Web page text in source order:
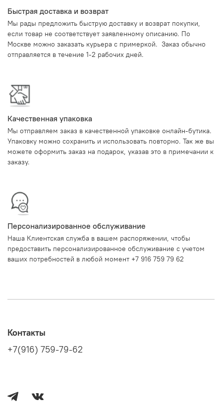
Быстрая доставка и возврат
Мы рады предложить быструю доставку и возврат покупки,
если товар не соответствует заявленному описанию. По
Москве можно заказать курьера с примеркой. Заказ обычно
отправляется в течение 1-2 рабочих дней.
Качественная упаковка
Мы отправляем заказ в качественной упаковке онлайн-бутика.
Упаковку можно сохранить и использовать повторно. Так же вы
можете оформить заказ на подарок, указав это в примечании к
заказу.
Персонализированное обслуживание
Наша Клиентская служба в вашем распоряжении, чтобы
предоставить персонализированное обслуживание с учетом
ваших потребностей в любой момент +7 916 759 79 62
Контакты
+7(916) 759-79-62